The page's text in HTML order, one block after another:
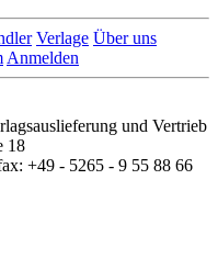
Verlage Über uns
Anmelden
und Vertrieb
18
+49 - 5265 - 9 55 88 66